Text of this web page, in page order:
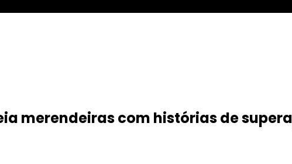
merendeiras com histórias de